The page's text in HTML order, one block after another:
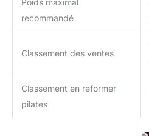
Poids maximal
recommandé
Classement des ventes
Classement en reformer
pilates